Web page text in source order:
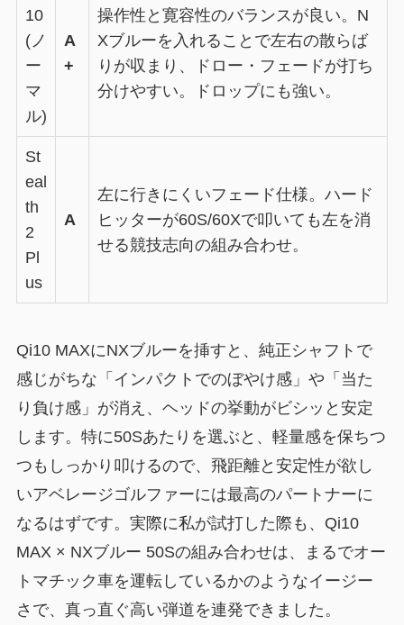
10
(ノ
ー
マ
ル)
A
+
操作性と寛容性のバランスが良い。N
Xブルーを入れることで左右の散らば
りが収まり、ドロー・フェードが打ち
分けやすい。ドロップにも強い。
St
eal
th
2
Pl
us
A
左に行きにくいフェード仕様。ハード
ヒッターが60S/60Xで叩いても左を消
せる競技志向の組み合わせ。
Qi10 MAXにNXブルーを挿すと、純正シャフトで
感じがちな「インパクトでのぼやけ感」や「当た
り負け感」が消え、ヘッドの挙動がビシッと安定
します。特に50Sあたりを選ぶと、軽量感を保ちつ
つもしっかり叩けるので、飛距離と安定性が欲し
いアベレージゴルファーには最高のパートナーに
なるはずです。実際に私が試打した際も、Qi10
MAX × NXブルー 50Sの組み合わせは、まるでオー
トマチック車を運転しているかのようなイージー
さで、真っ直ぐ高い弾道を連発できました。